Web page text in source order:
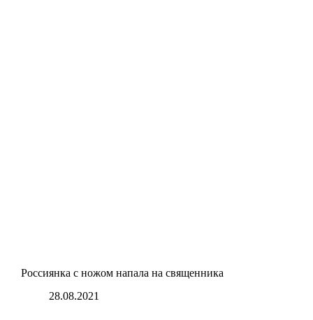
Россиянка с ножом напала на священника
28.08.2021